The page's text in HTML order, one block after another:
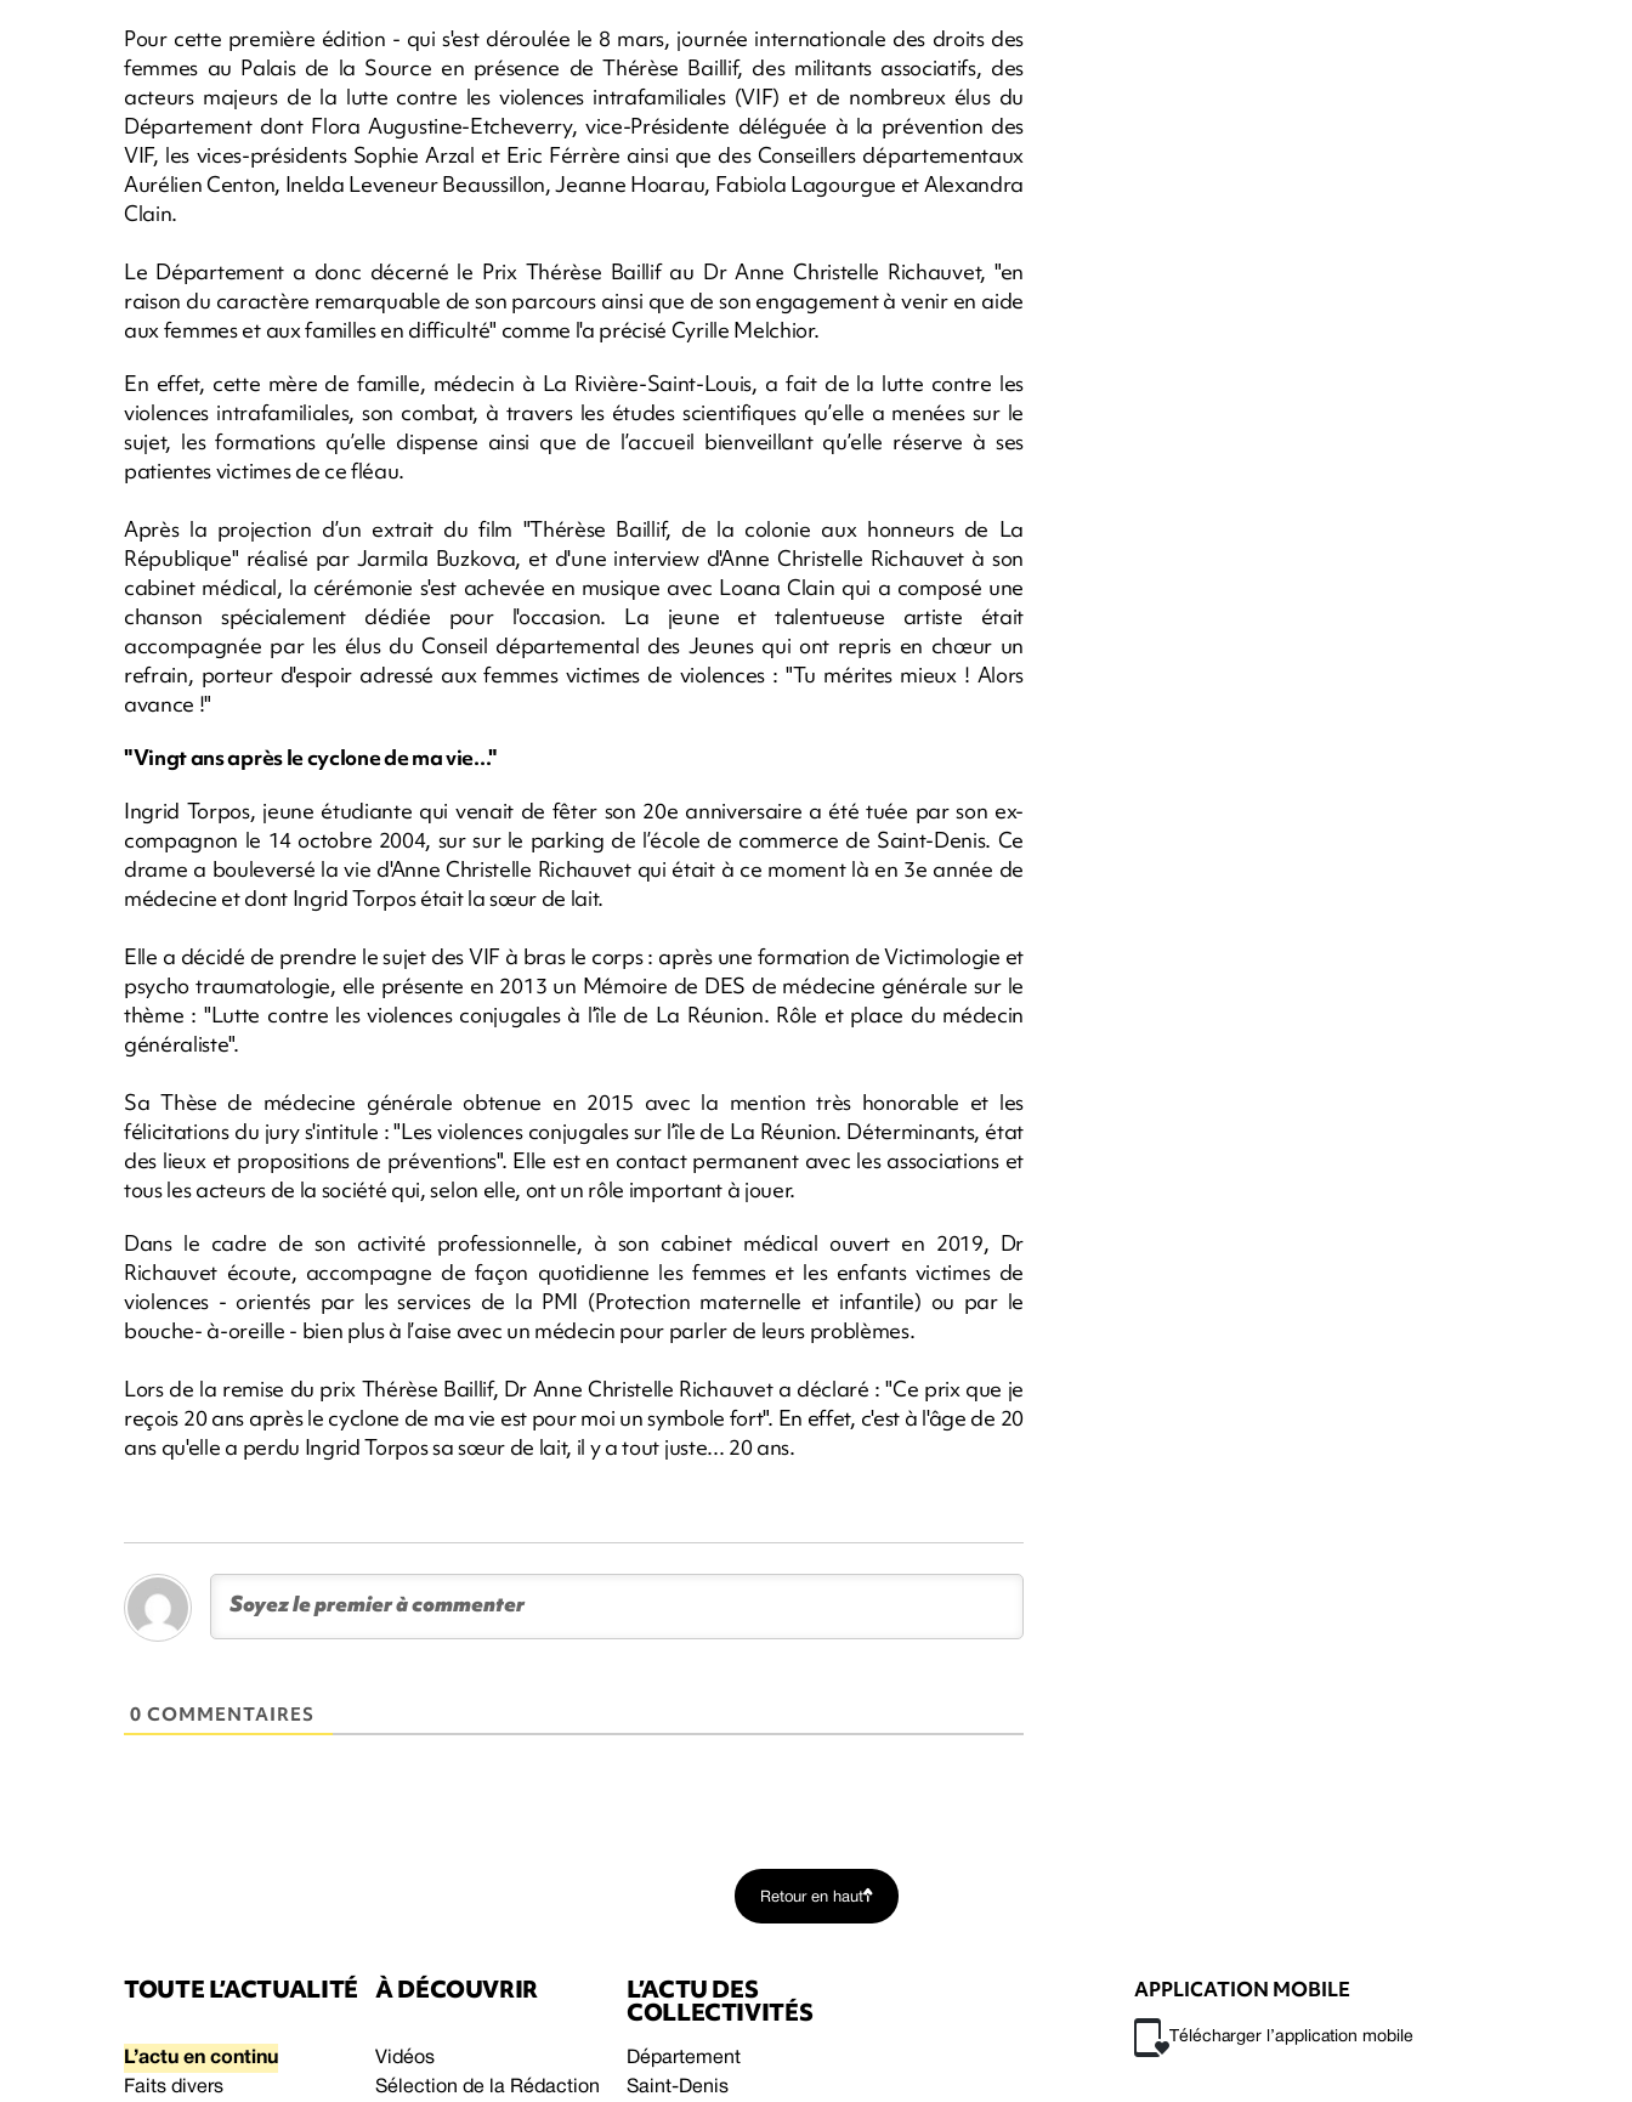
Pour cette première édition - qui s'est déroulée le 8 mars, journée internationale des droits des
femmes au Palais de la Source en présence de Thérèse Baillif, des militants associatifs, des
acteurs majeurs de la lutte contre les violences intrafamiliales (VIF) et de nombreux élus du
Département dont Flora Augustine-Etcheverry, vice-Présidente déléguée à la prévention des
VIF, les vices-présidents Sophie Arzal et Eric Férrère ainsi que des Conseillers départementaux
Aurélien Centon, Inelda Leveneur Beaussillon, Jeanne Hoarau, Fabiola Lagourgue et Alexandra
Clain.
Le Département a donc décerné le Prix Thérèse Baillif au Dr Anne Christelle Richauvet, "en
raison du caractère remarquable de son parcours ainsi que de son engagement à venir en aide
aux femmes et aux familles en difficulté" comme l'a précisé Cyrille Melchior.
En effet, cette mère de famille, médecin à La Rivière-Saint-Louis, a fait de la lutte contre les
violences intrafamiliales, son combat, à travers les études scientifiques qu’elle a menées sur le
sujet, les formations qu’elle dispense ainsi que de l’accueil bienveillant qu’elle réserve à ses
patientes victimes de ce fléau.
Après la projection d’un extrait du film "Thérèse Baillif, de la colonie aux honneurs de La
République" réalisé par Jarmila Buzkova, et d'une interview d'Anne Christelle Richauvet à son
cabinet médical, la cérémonie s'est achevée en musique avec Loana Clain qui a composé une
chanson spécialement dédiée pour l'occasion. La jeune et talentueuse artiste était
accompagnée par les élus du Conseil départemental des Jeunes qui ont repris en chœur un
refrain, porteur d'espoir adressé aux femmes victimes de violences : "Tu mérites mieux ! Alors
avance !"
"Vingt ans après le cyclone de ma vie..."
Ingrid Torpos, jeune étudiante qui venait de fêter son 20e anniversaire a été tuée par son ex-
compagnon le 14 octobre 2004, sur sur le parking de l’école de commerce de Saint-Denis. Ce
drame a bouleversé la vie d'Anne Christelle Richauvet qui était à ce moment là en 3e année de
médecine et dont Ingrid Torpos était la sœur de lait.
Elle a décidé de prendre le sujet des VIF à bras le corps : après une formation de Victimologie et
psycho traumatologie, elle présente en 2013 un Mémoire de DES de médecine générale sur le
thème : "Lutte contre les violences conjugales à l’île de La Réunion. Rôle et place du médecin
généraliste".
Sa Thèse de médecine générale obtenue en 2015 avec la mention très honorable et les
félicitations du jury s'intitule : "Les violences conjugales sur l’île de La Réunion. Déterminants, état
des lieux et propositions de préventions". Elle est en contact permanent avec les associations et
tous les acteurs de la société qui, selon elle, ont un rôle important à jouer.
Dans le cadre de son activité professionnelle, à son cabinet médical ouvert en 2019, Dr
Richauvet écoute, accompagne de façon quotidienne les femmes et les enfants victimes de
violences - orientés par les services de la PMI (Protection maternelle et infantile) ou par le
bouche- à-oreille - bien plus à l’aise avec un médecin pour parler de leurs problèmes.
Lors de la remise du prix Thérèse Baillif, Dr Anne Christelle Richauvet a déclaré : "Ce prix que je
reçois 20 ans après le cyclone de ma vie est pour moi un symbole fort". En effet, c'est à l'âge de 20
ans qu'elle a perdu Ingrid Torpos sa sœur de lait, il y a tout juste... 20 ans.
0 COMMENTAIRES
Retour en haut
TOUTE L’ACTUALITÉ
L’actu en continu
Faits divers
À DÉCOUVRIR
Vidéos
Sélection de la Rédaction
L’ACTU DES
COLLECTIVITÉS
Département
Saint-Denis
APPLICATION MOBILE
Télécharger l’application mobile